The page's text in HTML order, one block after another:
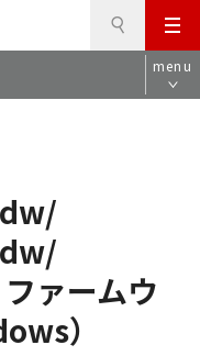
メ
ニ
ュ
menu
ァームウ
）